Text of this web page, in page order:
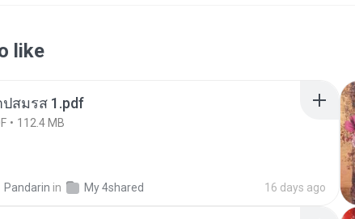
like
ปสมรส 1.pdf
112.4 MB
Pandarin in My 4shared 16 days ago